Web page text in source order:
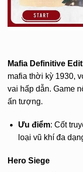
Mafia Definitive
mafia thời kỳ 1930,
vai hấp dẫn. Game
ấn tượng.
Ưu điểm: Cốt
loại vũ khí đa
Hero Siege